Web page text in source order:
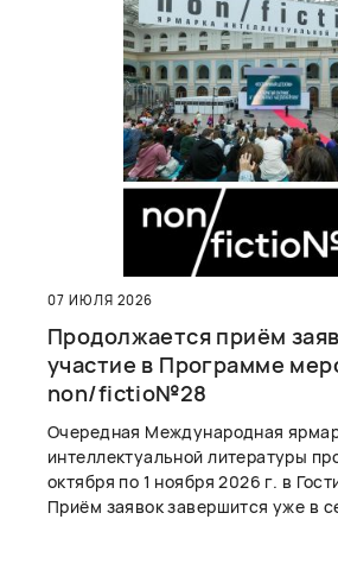
07 ИЮЛЯ 2026
Продолжается приём
участие в Программе
non/fictio№28
Очередная Международная
интеллектуальной литературы
октября по 1 ноября 2026 г. в
Приём заявок завершится уже в